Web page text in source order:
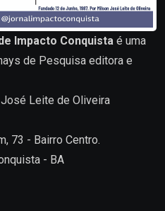
Impacto Conquista é uma
de Pesquisa editora e
Leite de Oliveira
73 - Bairro Centro.
- BA